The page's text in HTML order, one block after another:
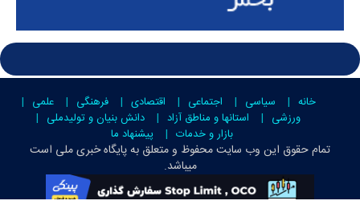
خانه سیاسی اجتماعی اقتصادی فرهنگی
علمی
ورزشی
استانها و مناطق آزاد
دانش بنیان و تولیدملی
بازار و خدمات
پیشنهاد ما
تمام حقوق این وب سایت محفوظ و متعلق بهپایگاه خبری ملی است
میباشد.